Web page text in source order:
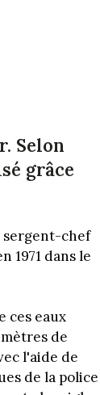
Selon
grâce
sergent-chef
1971 dans le
ces eaux
de
l'aide de
de la police